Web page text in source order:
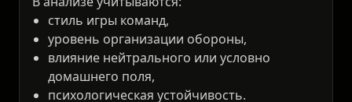
стиль игры команд,
уровень организации обороны,
влияние нейтрального или условно
домашнего поля,
психологическая устойчивость.